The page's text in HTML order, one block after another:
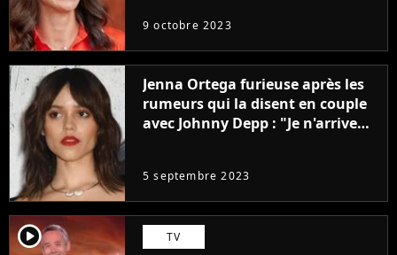
9 octobre 2023
Jenna Ortega furieuse après les
rumeurs qui la disent en couple
avec Johnny Depp : "Je n'arrive
5 septembre 2023
player2 TV